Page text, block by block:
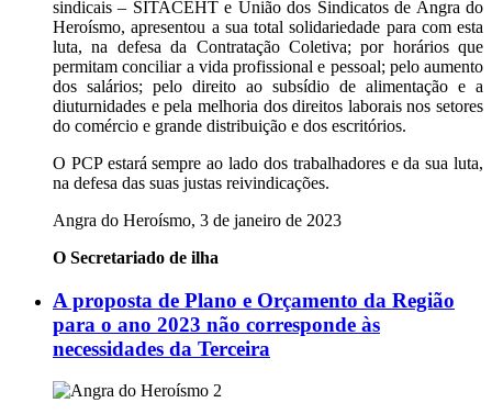
sindicais – SITACEHT e União dos Sindicatos de Angra do
Heroísmo, apresentou a sua total solidariedade para com esta
luta, na defesa da Contratação Coletiva; por horários que
permitam conciliar a vida profissional e pessoal; pelo aumento
dos salários; pelo direito ao subsídio de alimentação e a
diuturnidades e pela melhoria dos direitos laborais nos setores
do comércio e grande distribuição e dos escritórios.
O PCP estará sempre ao lado dos trabalhadores e da sua luta,
na defesa das suas justas reivindicações.
Angra do Heroísmo, 3 de janeiro de 2023
O Secretariado de ilha
A proposta de Plano e Orçamento da Região
para o ano 2023 não corresponde às
necessidades da Terceira